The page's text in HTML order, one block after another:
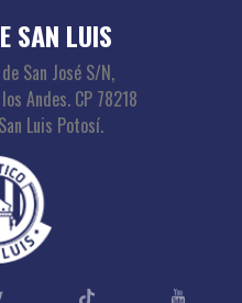
SAN LUIS
San José S/N,
Andes. CP 78218
Luis Potosí.